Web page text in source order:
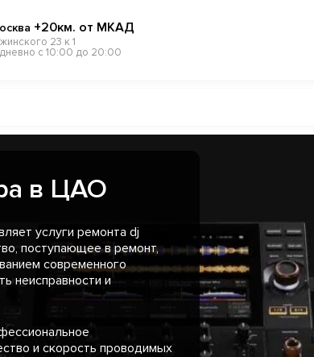
+20км. от МКАД
23 к 1
с 10:00 до 20:00
в ЦАО
услуги ремонта dj
поступающее в ремонт,
современного
неисправности и
и скорость проводимых